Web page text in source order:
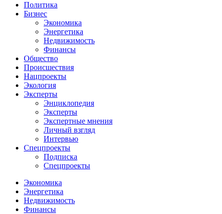
Политика
Бизнес
Экономика
Энергетика
Недвижимость
Финансы
Общество
Происшествия
Нацпроекты
Экология
Эксперты
Энциклопедия
Эксперты
Экспертные мнения
Личный взгляд
Интервью
Спецпроекты
Подписка
Спецпроекты
Экономика
Энергетика
Недвижимость
Финансы